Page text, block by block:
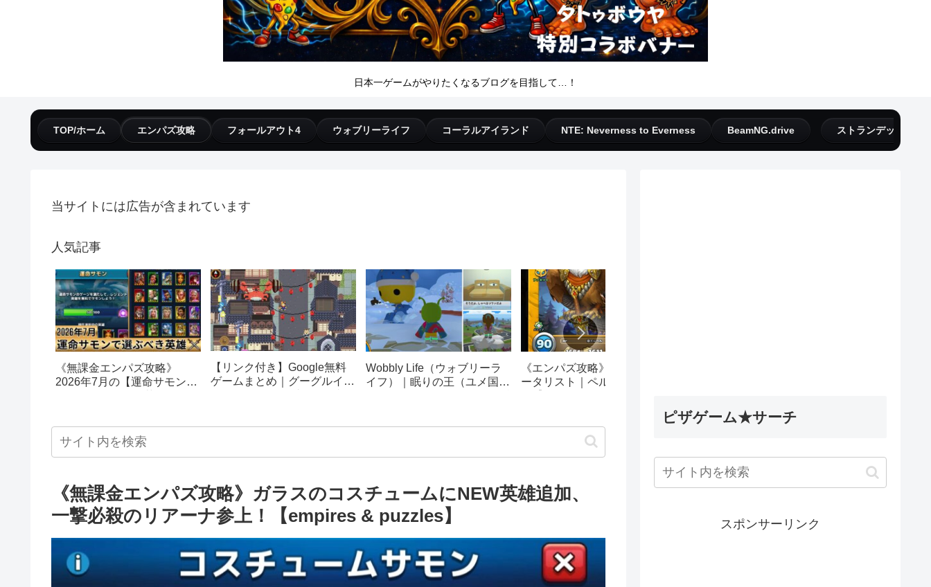
日本一ゲームがやりたくなるブログを目指して…！
TOP/ホーム エンパズ攻略 フォールアウト4 ウォブリーライフ コーラルアイランド NTE: Neverness to Everness BeamNG.drive ストランデッドディ
当サイトには広告が含まれています
人気記事
《無課金エンパズ攻略》
2026年7月の【運命サモン】
【リンク付き】Google無料
ゲームまとめ｜グーグルイー
Wobbly Life（ウォブリーラ
イフ）｜眠りの王（ユメ国の
《エンパズ攻略》星5英雄デ
ータリスト｜ペルティナック
試練の隠し要素
《無課金エンパズ攻略》ガラスのコスチュームにNEW英雄追加、
一撃必殺のリアーナ参上！【empires & puzzles】
ピザゲーム★サーチ
スポンサーリンク